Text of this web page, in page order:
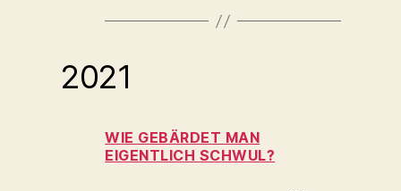
2021
WIE GEBÄRDET MAN
EIGENTLICH SCHWUL?